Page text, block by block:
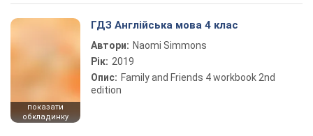
показати
обкладинку
ГДЗ Англійська мова 4 клас
Автори: Naomi Simmons
Рік: 2019
Опис: Family and Friends 4 workbook 2nd
edition